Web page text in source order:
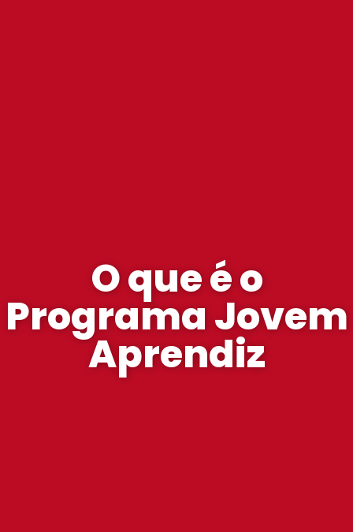
O que é o
Programa Jovem
Aprendiz